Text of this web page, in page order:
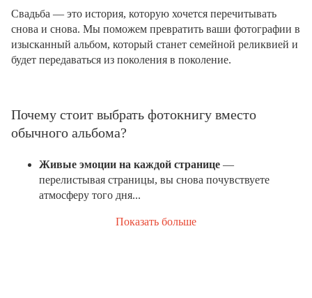
Свадьба — это история, которую хочется перечитывать
снова и снова. Мы поможем превратить ваши фотографии в
изысканный альбом, который станет семейной реликвией и
будет передаваться из поколения в поколение.
Почему стоит выбрать фотокнигу вместо
обычного альбома?
Живые эмоции на каждой странице —
перелистывая страницы, вы снова почувствуете
атмосферу того дня...
Показать больше